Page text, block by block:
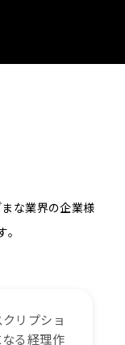
な業界の企業様
リプショ
る経理作